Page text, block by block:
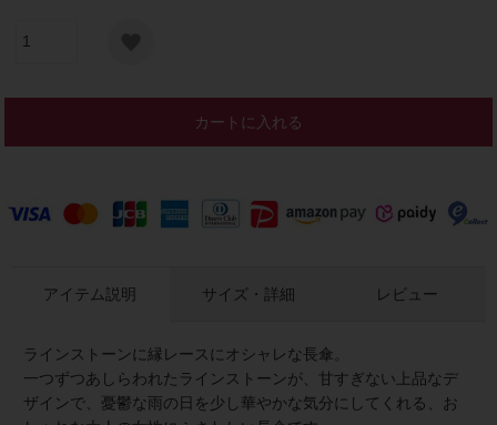
カートに入れる
アイテム説明
ラインストーンに縁レースにオシャレな長傘。
一つずつあしらわれたラインストーンが、甘すぎない上品なデ
ザインで、憂鬱な雨の日を少し華やかな気分にしてくれる、お
サイズ・詳細 レビュー